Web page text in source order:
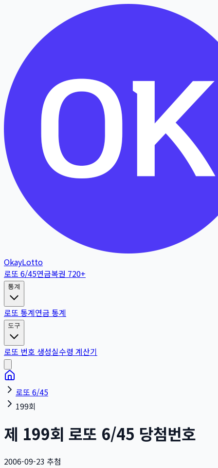
OkayLotto
로또 6/45연금복권 720+
통계
로또 통계연금 통계
도구
로또 번호 생성실수령 계산기
로또 6/45
199회
제 199회 로또 6/45 당첨번호
2006-09-23 추첨